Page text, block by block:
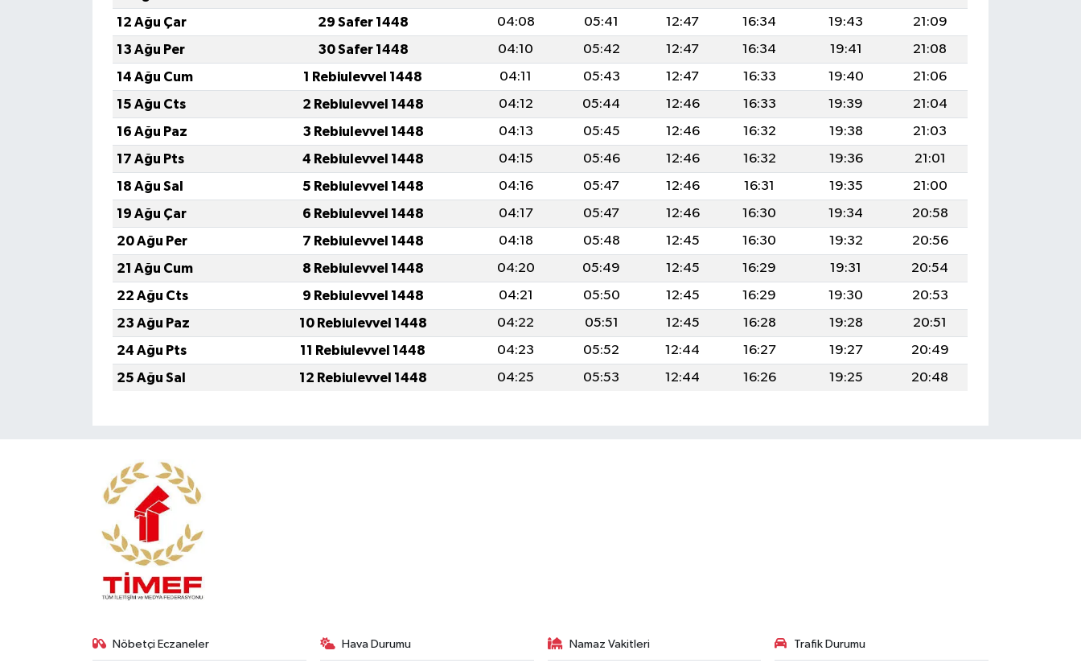
12 Ağu Çar
29 Safer 1448 04:08 05:41 12:47 16:34 19:43
21:09
13 Ağu Per
30 Safer 1448 04:10 05:42 12:47 16:34 19:41
21:08
14 Ağu Cum
1 Rebiulevvel 1448 04:11 05:43 12:47 16:33 19:40
21:06
15 Ağu Cts
2 Rebiulevvel 1448 04:12 05:44 12:46 16:33 19:39
21:04
16 Ağu Paz
3 Rebiulevvel 1448 04:13 05:45 12:46 16:32 19:38
21:03
17 Ağu Pts
4 Rebiulevvel 1448 04:15 05:46 12:46 16:32 19:36
21:01
18 Ağu Sal
5 Rebiulevvel 1448 04:16 05:47 12:46 16:31 19:35
21:00
19 Ağu Çar
6 Rebiulevvel 1448 04:17 05:47 12:46 16:30 19:34
20:58
20 Ağu Per
7 Rebiulevvel 1448 04:18 05:48 12:45 16:30 19:32
20:56
21 Ağu Cum
8 Rebiulevvel 1448 04:20 05:49 12:45 16:29 19:31
20:54
22 Ağu Cts
9 Rebiulevvel 1448 04:21 05:50 12:45 16:29 19:30
20:53
23 Ağu Paz
10 Rebiulevvel 1448 04:22 05:51 12:45 16:28 19:28
20:51
24 Ağu Pts
11 Rebiulevvel 1448 04:23 05:52 12:44 16:27 19:27
20:49
25 Ağu Sal
12 Rebiulevvel 1448 04:25 05:53 12:44 16:26 19:25 20:48
Nöbetçi Eczaneler Hava Durumu Namaz Vakitleri Trafik Durumu